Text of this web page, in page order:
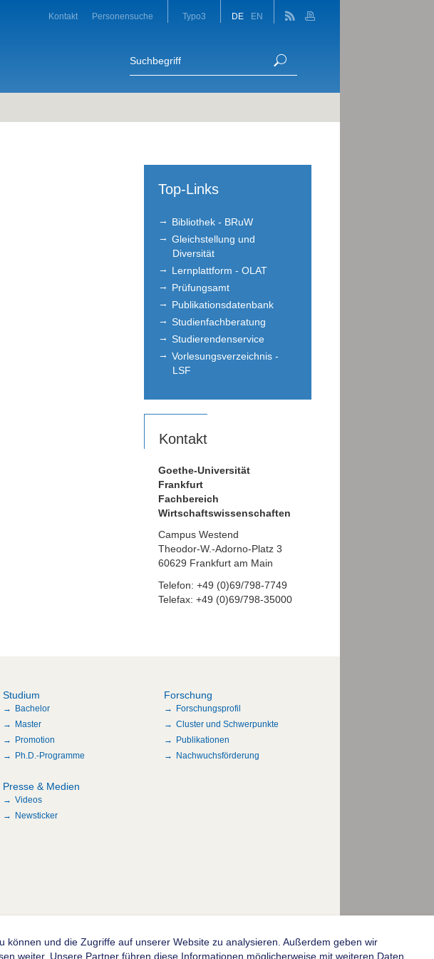
Kontakt Personensuche Typo3 DE EN
Top-Links
Bibliothek - BRuW
Gleichstellung und
Diversität
Lernplattform - OLAT
Prüfungsamt
Publikationsdatenbank
Studienfachberatung
Studierendenservice
Vorlesungsverzeichnis -
LSF
Kontakt
Goethe-Universität
Frankfurt
Fachbereich
Wirtschaftswissenschaften
Campus Westend
Theodor-W.-Adorno-Platz 3
60629 Frankfurt am Main
Telefon: +49 (0)69/798-7749
Telefax: +49 (0)69/798-35000
Studium
Bachelor
Master
Promotion
Ph.D.-Programme
Forschung
Forschungsprofil
Cluster und Schwerpunkte
Publikationen
Nachwuchsförderung
Presse & Medien
Videos
Newsticker
© 2004-2026 Goethe-Universität Frankfurt am Main
und die Zugriffe auf unserer Website zu analysieren. Außerdem geben wir
weiter. Unsere Partner führen diese Informationen möglicherweise mit weiteren Daten